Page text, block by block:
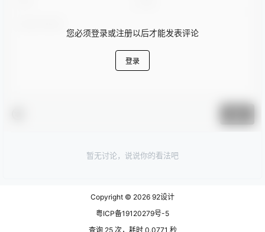
您必须登录或注册以后才能发表评论
登录
暂无讨论，说说你的看法吧
Copyright © 2026 92设计
粤ICP备19120279号-5
查询 25 次，耗时 0.0771 秒